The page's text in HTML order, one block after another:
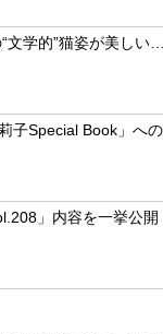
文学的”猫姿が美しい
子Special Book」へ
」内容を一挙公